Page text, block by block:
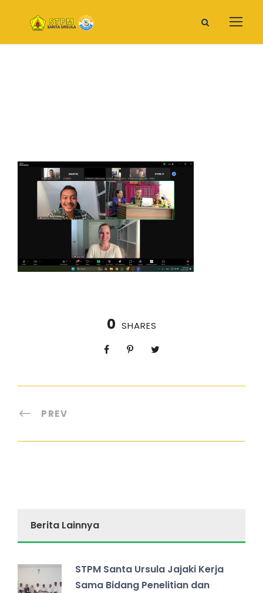
0 SHARES
PREV
Berita Lainnya
STPM Santa Ursula Jajaki Kerja
Sama Bidang Penelitian dan